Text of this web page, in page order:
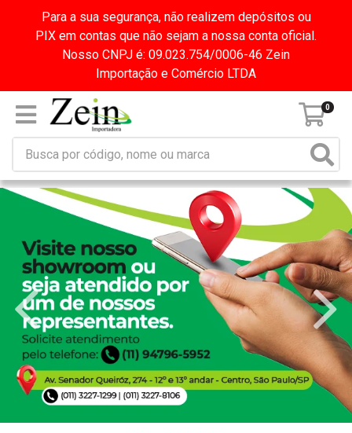
Para a sua segurança, não realizem depósitos ou
PIX em contas que não sejam a nossa conta oficial.
Nosso CNPJ é: 09.023.754/0006-46 Zein
Importação e Comércio LTDA
0